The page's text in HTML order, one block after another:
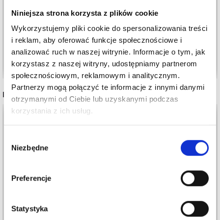
Niniejsza strona korzysta z plików cookie
Wykorzystujemy pliki cookie do spersonalizowania treści
i reklam, aby oferować funkcje społecznościowe i
analizować ruch w naszej witrynie. Informacje o tym, jak
korzystasz z naszej witryny, udostępniamy partnerom
społecznościowym, reklamowym i analitycznym.
Partnerzy mogą połączyć te informacje z innymi danymi
otrzymanymi od Ciebie lub uzyskanymi podczas
korzystania z ich usług.
zgody
Niezbędne
Preferencje
Statystyka
7,99 zł
Dodaj do koszyka
9,70 zł
Zobacz wszystkie opcje
INNI TEŻ WIDZIELI